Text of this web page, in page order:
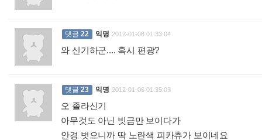
댓글 22 익명 2012-01-06 01:33:04
와 신기하군.... 혹시 편광?
댓글 23 익명 2012-01-06 01:35:03
오 졸라신기
아무것도 아닌 빗금만 보이다가
안경 벗으니까 딱 노란색 피카츄가 보이네요